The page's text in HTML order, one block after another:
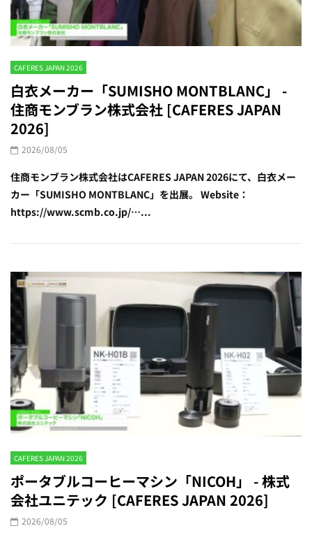
CAFERES JAPAN 2026
白衣メーカー「SUMISHO MONTBLANC」 -
住商モンブラン株式会社 [CAFERES JAPAN
2026]
2026/08/05
住商モンブラン株式会社はCAFERES JAPAN 2026にて、白衣メー
カー「SUMISHO MONTBLANC」を出展。 Website：
https://www.scmb.co.jp/…...
CAFERES JAPAN 2026
ポータブルコーヒーマシン「NICOH」 - 株式
会社ユニテック [CAFERES JAPAN 2026]
2026/08/05